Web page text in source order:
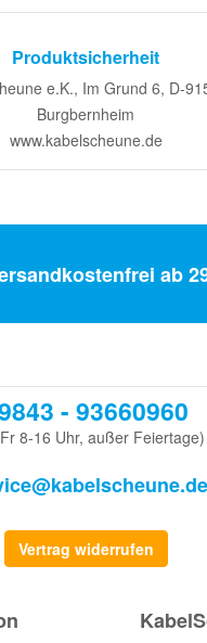
Produktsicherheit
e.K., Im Grund 6, D-
Burgbernheim
www.kabelscheune.de
ab
- 93660960
8-16 Uhr, außer Feiertage)
Vertrag widerrufen